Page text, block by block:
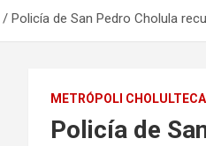
Policía de San Pedro Cholula
METRÓPOLI CHOLULTECA
Policía de